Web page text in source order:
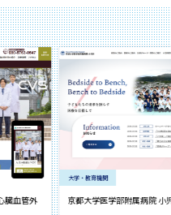
大学・教育機関
京都大学医学部附属病院 小児科 様